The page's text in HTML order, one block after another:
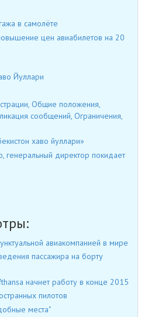
в самолёте
цен авиабилетов на 20
Йуллари
Общие положения,
сообщений, Ограничения,
хаво йуллари»
генеральный директор покидает
авиакомпанией в мире
пассажира на борту
начнет работу в конце 2015
пилотов
места"